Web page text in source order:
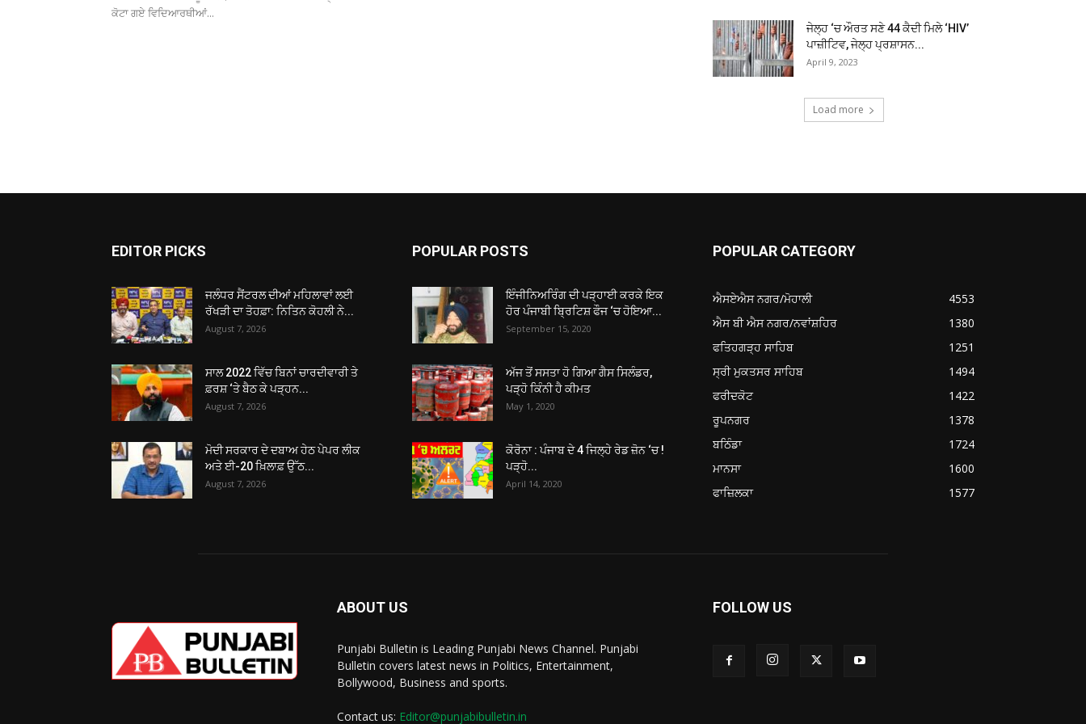
ਕੋਟਾ ਗਏ ਵਿਦਿਆਰਥੀਆਂ...
ਜੇਲ੍ਹ ‘ਚ ਔਰਤ ਸਣੇ 44 ਕੈਦੀ ਮਿਲੇ ‘HIV’
ਪਾਜ਼ੀਟਿਵ, ਜੇਲ੍ਹ ਪ੍ਰਸ਼ਾਸਨ...
April 9, 2023
Load more
EDITOR PICKS
ਜਲੰਧਰ ਸੈਂਟਰਲ ਦੀਆਂ ਮਹਿਲਾਵਾਂ ਲਈ
ਰੱਖੜੀ ਦਾ ਤੋਹਫ਼ਾ: ਨਿਤਿਨ ਕੋਹਲੀ ਨੇ...
August 7, 2026
ਸਾਲ 2022 ਵਿੱਚ ਬਿਨਾਂ ਚਾਰਦੀਵਾਰੀ ਤੇ
ਫ਼ਰਸ਼ ‘ਤੇ ਬੈਠ ਕੇ ਪੜ੍ਹਨ...
August 7, 2026
ਮੋਦੀ ਸਰਕਾਰ ਦੇ ਦਬਾਅ ਹੇਠ ਪੇਪਰ ਲੀਕ
ਅਤੇ ਈ-20 ਖ਼ਿਲਾਫ਼ ਉੱਠ...
August 7, 2026
POPULAR POSTS
ਇੰਜੀਨਿਅਰਿੰਗ ਦੀ ਪੜ੍ਹਾਈ ਕਰਕੇ ਇਕ
ਹੋਰ ਪੰਜਾਬੀ ਬ੍ਰਿਟਿਸ਼ ਫੌਜ ‘ਚ ਹੋਇਆ...
September 15, 2020
ਅੱਜ ਤੋਂ ਸਸਤਾ ਹੋ ਗਿਆ ਗੈਸ ਸਿਲੰਡਰ,
ਪੜ੍ਹੋ ਕਿੰਨੀ ਹੈ ਕੀਮਤ
May 1, 2020
ਕੋਰੋਨਾ : ਪੰਜਾਬ ਦੇ 4 ਜਿਲ੍ਹੇ ਰੇਡ ਜ਼ੋਨ ‘ਚ !
ਪੜ੍ਹੋ...
April 14, 2020
POPULAR CATEGORY
ਐਸਏਐਸ ਨਗਰ/ਮੋਹਾਲੀ
4553
ਐਸ ਬੀ ਐਸ ਨਗਰ/ਨਵਾਂਸ਼ਹਿਰ
1380
ਫਤਿਹਗੜ੍ਹ ਸਾਹਿਬ
1251
ਸ੍ਰੀ ਮੁਕਤਸਰ ਸਾਹਿਬ
1494
ਫਰੀਦਕੋਟ
1422
ਰੂਪਨਗਰ
1378
ਬਠਿੰਡਾ
1724
ਮਾਨਸਾ
1600
ਫਾਜ਼ਿਲਕਾ
1577
ABOUT US
Punjabi Bulletin is Leading Punjabi News Channel. Punjabi
Bulletin covers latest news in Politics, Entertainment,
Bollywood, Business and sports.
Contact us: Editor@punjabibulletin.in
FOLLOW US